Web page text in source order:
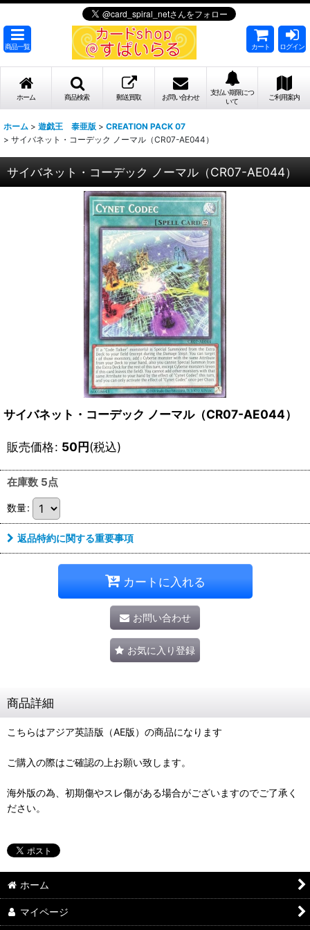
商品一覧 カート ログイン
ホーム 商品検索 郵送買取 お問い合わせ
支払い期限につ
いて
ご利用案内
ホーム > 遊戯王 泰亜版 > CREATION PACK 07
> サイバネット・コーデック ノーマル（CR07-AE044）
サイバネット・コーデック ノーマル（CR07-AE044）
サイバネット・コーデック ノーマル（CR07-AE044）
販売価格: 50円(税込)
在庫数 5点
数量:
返品特約に関する重要事項
カートに入れる
お問い合わせ
お気に入り登録
商品詳細
こちらはアジア英語版（AE版）の商品になります
ご購入の際はご確認の上お願い致します。
海外版の為、初期傷やスレ傷がある場合がございますのでご了承く
ださい。
ホーム
マイページ